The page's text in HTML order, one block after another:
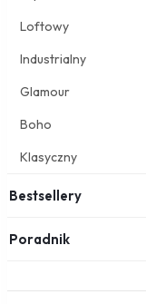
Loftowy
Industrialny
Glamour
Boho
Klasyczny
Bestsellery
Poradnik